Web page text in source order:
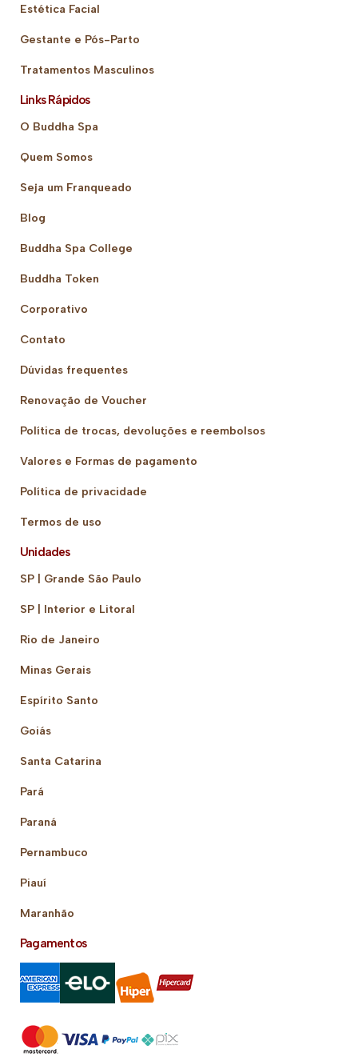
Estética Facial
Gestante e Pós-Parto
Tratamentos Masculinos
Links Rápidos
O Buddha Spa
Quem Somos
Seja um Franqueado
Blog
Buddha Spa College
Buddha Token
Corporativo
Contato
Dúvidas frequentes
Renovação de Voucher
Política de trocas, devoluções e reembolsos
Valores e Formas de pagamento
Política de privacidade
Termos de uso
Unidades
SP | Grande São Paulo
SP | Interior e Litoral
Rio de Janeiro
Minas Gerais
Espírito Santo
Goiás
Santa Catarina
Pará
Paraná
Pernambuco
Piauí
Maranhão
Pagamentos